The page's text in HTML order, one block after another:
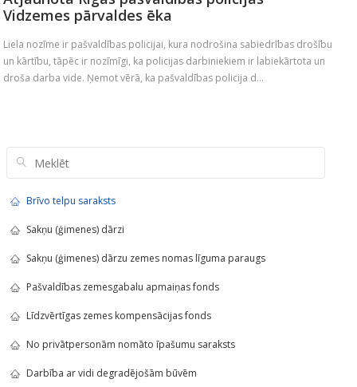
Vidzemes pārvaldes ēka
Liela nozīme ir pašvaldības policijai, kura nodrošina sabiedrības drošību
un kārtību, tāpēc ir nozīmīgi, ka policijas darbiniekiem ir labiekārtota un
droša darba vide. Ņemot vērā, ka pašvaldības policija d...
Brīvo telpu saraksts
Sakņu (ģimenes) dārzi
Sakņu (ģimenes) dārzu zemes nomas līguma paraugs
Pašvaldības zemesgabalu apmaiņas fonds
Līdzvērtīgas zemes kompensācijas fonds
No privātpersonām nomāto īpašumu saraksts
Darbība ar vidi degradējošām būvēm